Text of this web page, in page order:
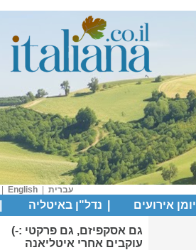
עברית English
יומן אירועים נדל"ן באיטליה
גם אסקפיזם, גם פרקטי :-)
עוקבים אחרי איטליאנה